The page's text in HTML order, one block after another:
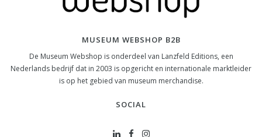
MUSEUM WEBSHOP B2B
De Museum Webshop is onderdeel van Lanzfeld Editions, een
Nederlands bedrijf dat in 2003 is opgericht en internationale marktleider
is op het gebied van museum merchandise.
SOCIAL